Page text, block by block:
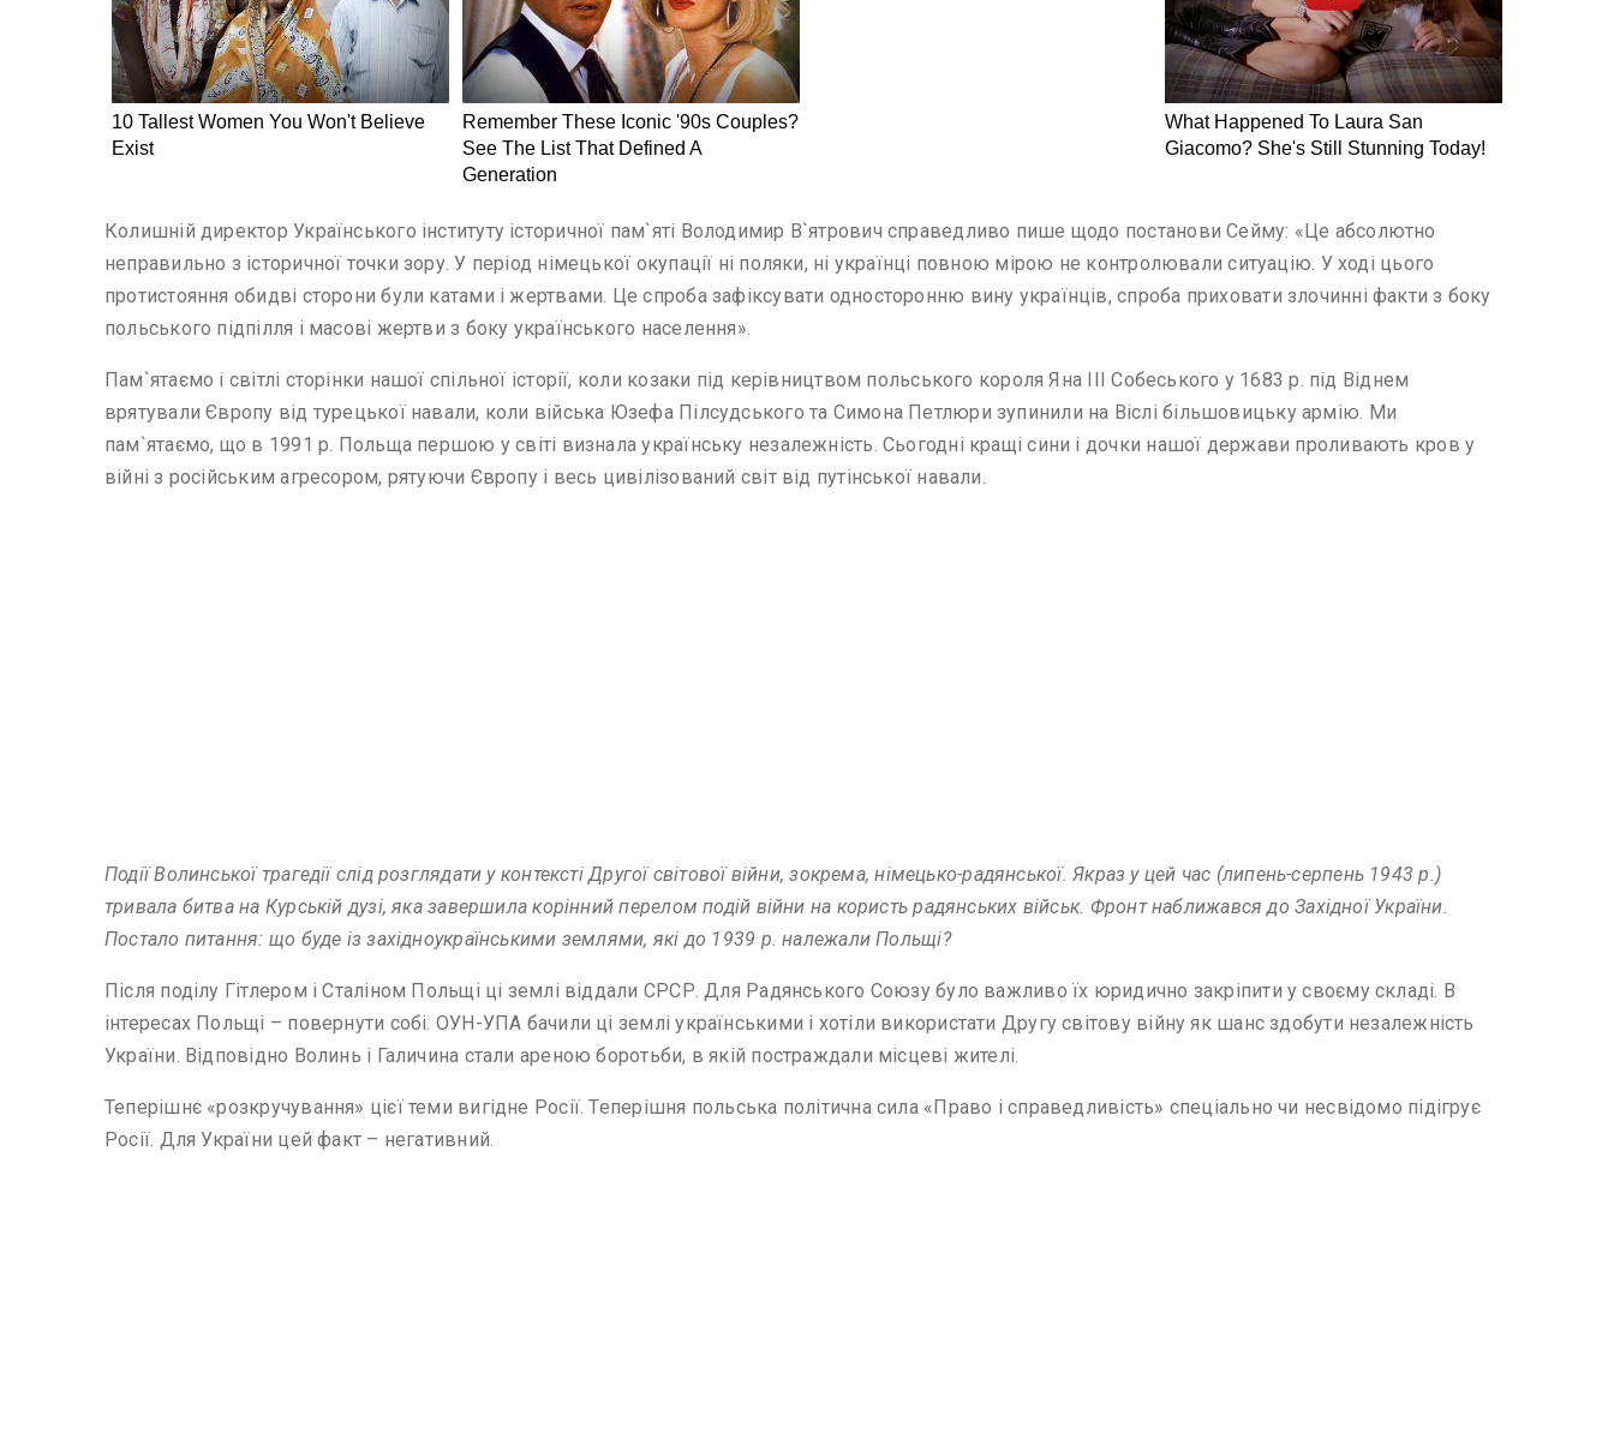
Колишній директор Українського інституту історичної пам`яті Володимир В`ятрович справедливо пише щодо постанови Сейму: «Це абсолютно
неправильно з історичної точки зору. У період німецької окупації ні поляки, ні українці повною мірою не конт­ролювали ситуацію. У ході цього
протистояння обидві сторони були катами і жертвами. Це спроба зафіксувати односторонню вину українців, спроба приховати злочинні факти з боку
польського підпілля і масові жертви з боку українського населення».
Пам`ятаємо і світлі сторінки нашої спільної історії, коли козаки під керівництвом польського короля Яна ІІІ Собеського у 1683 р. під Віднем
врятували Європу від турецької навали, коли війська Юзефа Пілсудського та Симона Петлюри зупинили на Віслі більшовицьку армію. Ми
пам`ятаємо, що в 1991 р. Польща першою у світі визнала українську незалежність. Сьогодні кращі сини і дочки нашої держави проливають кров у
війні з російським агресором, рятуючи Європу і весь цивілізований світ від путінської навали.
Події Волинської трагедії слід розглядати у контексті Другої світової війни, зокрема, німецько-радянської. Якраз у цей час (липень-серпень 1943 р.)
тривала битва на Курській дузі, яка завершила корінний перелом подій війни на користь радянських військ. Фронт наближався до Західної України.
Постало питання: що буде із західноукраїнськими землями, які до 1939 р. належали Польщі?
Після поділу Гітлером і Сталіном Польщі ці землі віддали СРСР. Для Радянського Союзу було важливо їх юридично закріпити у своєму складі. В
інтересах Польщі – повернути собі. ОУН-УПА бачили ці землі українськими і хотіли використати Другу світову війну як шанс здобути незалежність
України. Відповідно Волинь і Галичина стали ареною боротьби, в якій постраждали місцеві жителі.
Теперішнє «розкручування» цієї теми вигідне Росії. Теперішня польська політична сила «Право і справедливість» спеціально чи несвідомо підігрує
Росії. Для України цей факт – негативний.